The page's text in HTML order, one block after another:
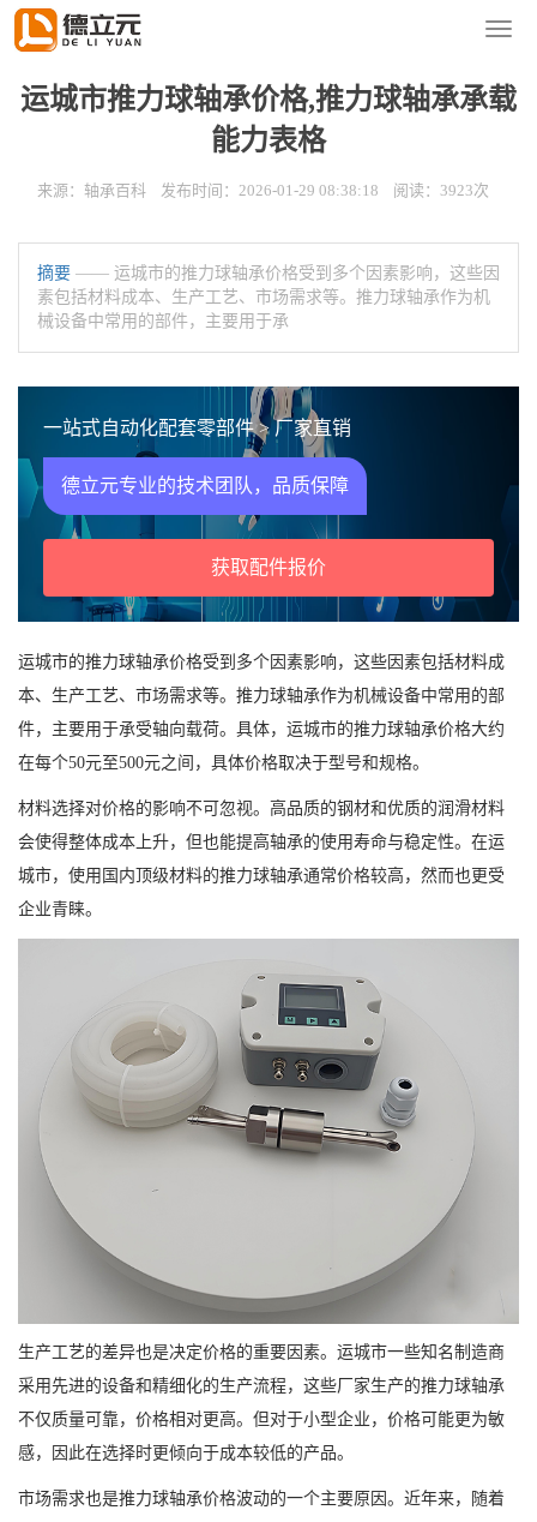
导
菜
单
您的位置：首页
运城市推力球轴承价格,推力球轴承承载
能力表格
来源：轴承百科 发布时间：2026-01-29 08:38:18 阅读：3923次
摘要 —— 运城市的推力球轴承价格受到多个因素影响，这些因
素包括材料成本、生产工艺、市场需求等。推力球轴承作为机
械设备中常用的部件，主要用于承
一站式自动化配套零部件 > 厂家直销
德立元专业的技术团队，品质保障
获取配件报价
运城市的推力球轴承价格受到多个因素影响，这些因素包括材料成
本、生产工艺、市场需求等。推力球轴承作为机械设备中常用的部
件，主要用于承受轴向载荷。具体，运城市的推力球轴承价格大约
在每个50元至500元之间，具体价格取决于型号和规格。
材料选择对价格的影响不可忽视。高品质的钢材和优质的润滑材料
会使得整体成本上升，但也能提高轴承的使用寿命与稳定性。在运
城市，使用国内顶级材料的推力球轴承通常价格较高，然而也更受
企业青睐。
生产工艺的差异也是决定价格的重要因素。运城市一些知名制造商
采用先进的设备和精细化的生产流程，这些厂家生产的推力球轴承
不仅质量可靠，价格相对更高。但对于小型企业，价格可能更为敏
感，因此在选择时更倾向于成本较低的产品。
市场需求也是推力球轴承价格波动的一个主要原因。近年来，随着